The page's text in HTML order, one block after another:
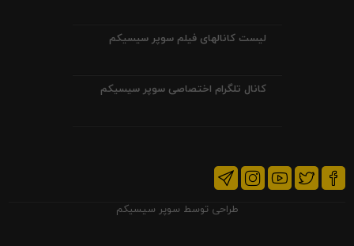
لیست کانالهای فیلم سوپر سیسیکم
کانال تلگرام اختصاصی سوپر سیسیکم
طراحی توسط سوپر سیسیکم